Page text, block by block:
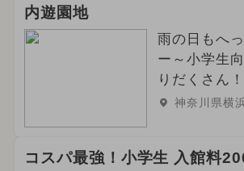
内遊園地
雨の日もへ
ー～小学生
りだくさん！
神奈川県横
コスパ最強！小学生 入館料